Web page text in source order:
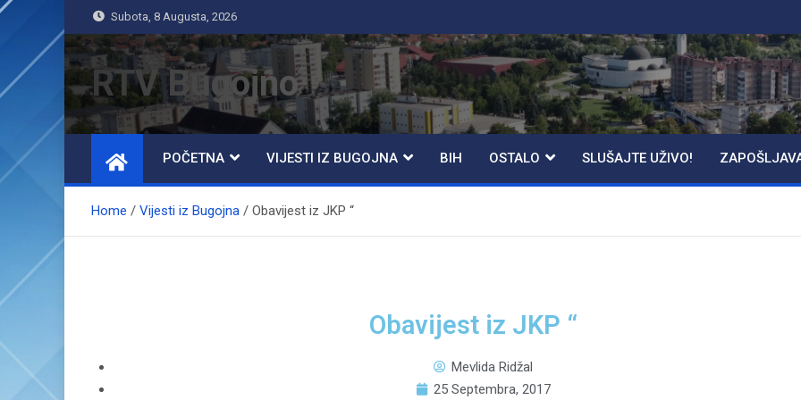
Subota, 8 Augusta, 2026
RTV Bugojno
POČETNA VIJESTI IZ BUGOJNA BIH OSTALO SLUŠAJTE UŽIVO!
Home Vijesti iz Bugojna Obavijest iz JKP “
Obavijest iz JKP “
Mevlida Ridžal
25 Septembra, 2017